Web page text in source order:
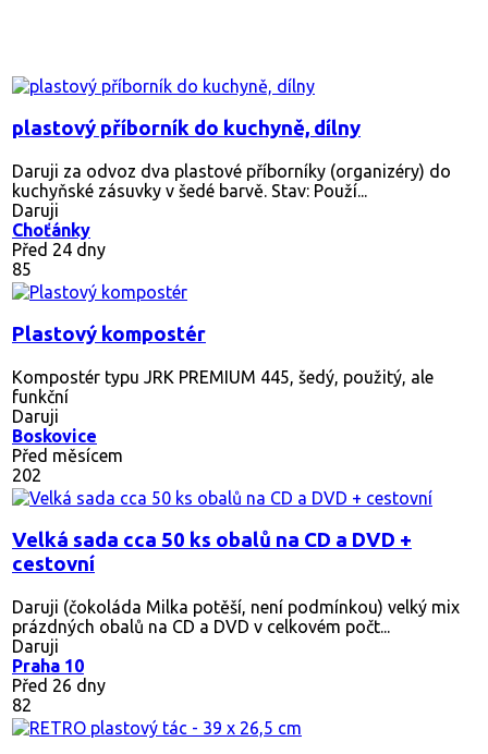
plastový příborník do kuchyně, dílny
Daruji za odvoz dva plastové příborníky (organizéry) do
kuchyňské zásuvky v šedé barvě. Stav: Použí...
Daruji
Choťánky
Před 24 dny
85
Plastový kompostér
Kompostér typu JRK PREMIUM 445, šedý, použitý, ale
funkční
Daruji
Boskovice
Před měsícem
202
Velká sada cca 50 ks obalů na CD a DVD +
cestovní
Daruji (čokoláda Milka potěší, není podmínkou) velký mix
prázdných obalů na CD a DVD v celkovém počt...
Daruji
Praha 10
Před 26 dny
82